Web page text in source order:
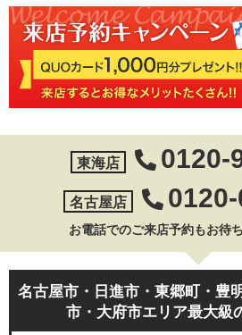
東海店 0120-
名古屋店
お電話でのご来店予約もお待
名古屋市・日進市・東郷町・豊
市・大府市エリア最大級